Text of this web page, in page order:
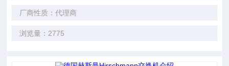
厂商性质：代理商
浏览量：2775